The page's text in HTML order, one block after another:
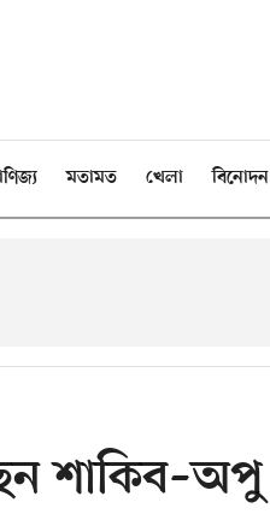
মতামত খেলা বিনোদন
শাকিব–অপু